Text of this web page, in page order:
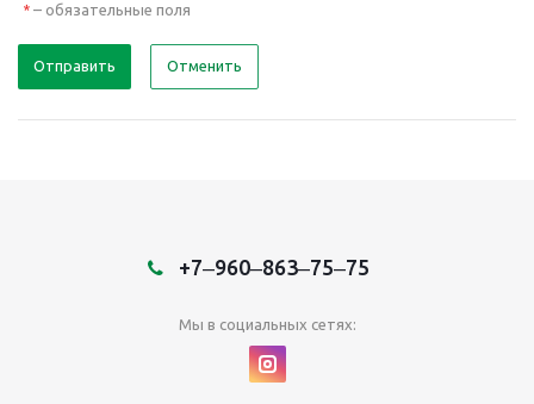
* – обязательные поля
Отправить Отменить
+7‒960‒863‒75‒75
Мы в социальных сетях: